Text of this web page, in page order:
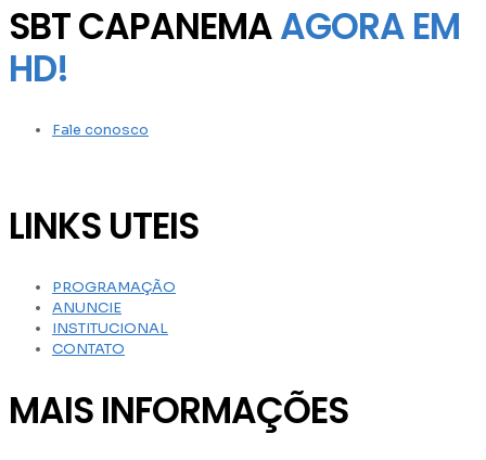
SBT CAPANEMAAGORA EM
HD!
Fale conosco
LINKS UTEIS
PROGRAMAÇÃO
ANUNCIE
INSTITUCIONAL
CONTATO
MAIS INFORMAÇÕES